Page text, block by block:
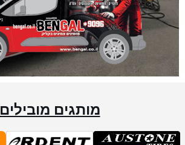
מותגים מובילים